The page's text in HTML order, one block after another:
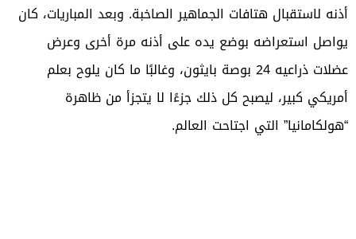
أذنه لاستقبال هتافات الجماهير الصاخبة. وبعد المباريات، كان
يواصل استعراضه بوضع يده على أذنه مرة أخرى وعرض
عضلات ذراعيه 24 بوصة بايثون، وغالبًا ما كان يلوح بعلم
أمريكي كبير، ليصبح كل ذلك جزءًا لا يتجزأ من ظاهرة
“هولكامانيا” التي اجتاحت العالم.